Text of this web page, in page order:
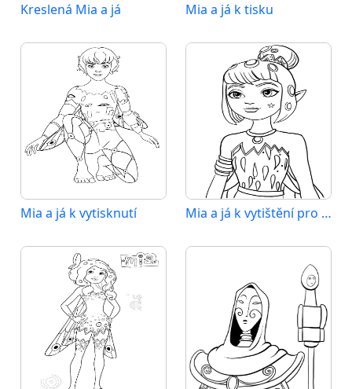
Kreslená Mia a já Mia a já k tisku
Mia a já k vytisknutí Mia a já k vytištění pro děti